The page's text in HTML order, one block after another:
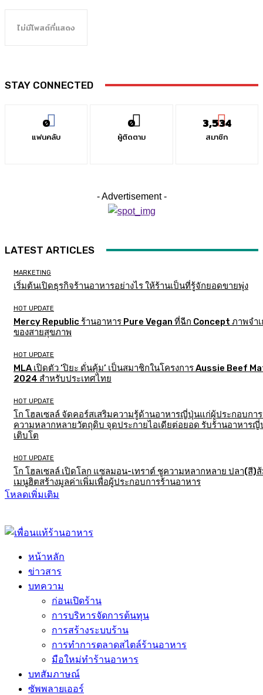
ไม่มีโพสต์ที่แสดง
STAY CONNECTED
0
แฟนคลับ
0
ผู้ติดตาม
3,534
สมาชิก
- Advertisement -
LATEST ARTICLES
MARKETING
เริ่มต้นเปิดธุรกิจร้านอาหารอย่างไร ให้ร้านเป็นที่รู้จักยอดขายพุ่ง
HOT UPDATE
Mercy Republic ร้านอาหาร Pure Vegan ที่ฉีก Concept ภาพจำเ
ของสายสุขภาพ
HOT UPDATE
MLA เปิดตัว ‘ปิยะ ดั่นคุ้ม’ เป็นสมาชิกในโครงการ Aussie Beef
2024 สำหรับประเทศไทย
HOT UPDATE
โก โฮลเซลล์ จัดคอร์สเสริมความรู้ด้านอาหารญี่ปุ่นแก่ผู้ประกอบกา
ความหลากหลายวัตถุดิบ จุดประกายไอเดียต่อยอด รับร้านอาหาร
เติบโต
HOT UPDATE
โก โฮลเซลล์ เปิดโลก แซลมอน-เทราต์ ชูความหลากหลาย ปลา(สี)
เมนูฮิตสร้างมูลค่าเพิ่มเพื่อผู้ประกอบการร้านอาหาร
โหลดเพิ่มเติม
หน้าหลัก
ข่าวสาร
บทความ
ก่อนเปิดร้าน
การบริหารจัดการต้นทุน
การสร้างระบบร้าน
การทำการตลาดสไตล์ร้านอาหาร
มือใหม่ทำร้านอาหาร
บทสัมภาษณ์
ซัพพลายเออร์